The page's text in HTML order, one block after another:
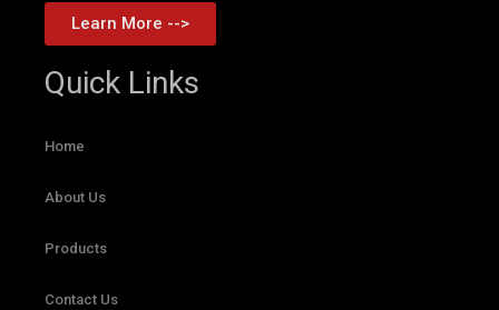
Learn More -->
Quick Links
Home
About Us
Products
Contact Us